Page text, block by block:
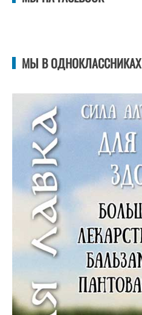
МЫ В ОДНОКЛАССНИКАХ